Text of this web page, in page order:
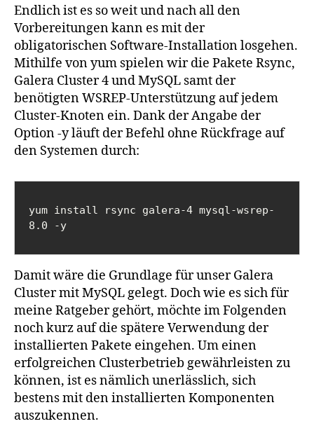
Endlich ist es so weit und nach all den
Vorbereitungen kann es mit der
obligatorischen Software-Installation losgehen.
Mithilfe von yum spielen wir die Pakete Rsync,
Galera Cluster 4 und MySQL samt der
benötigten WSREP-Unterstützung auf jedem
Cluster-Knoten ein. Dank der Angabe der
Option -y läuft der Befehl ohne Rückfrage auf
den Systemen durch:
yum install rsync galera-4 mysql-wsrep-
8.0 -y
Damit wäre die Grundlage für unser Galera
Cluster mit MySQL gelegt. Doch wie es sich für
meine Ratgeber gehört, möchte im Folgenden
noch kurz auf die spätere Verwendung der
installierten Pakete eingehen. Um einen
erfolgreichen Clusterbetrieb gewährleisten zu
können, ist es nämlich unerlässlich, sich
bestens mit den installierten Komponenten
auszukennen.